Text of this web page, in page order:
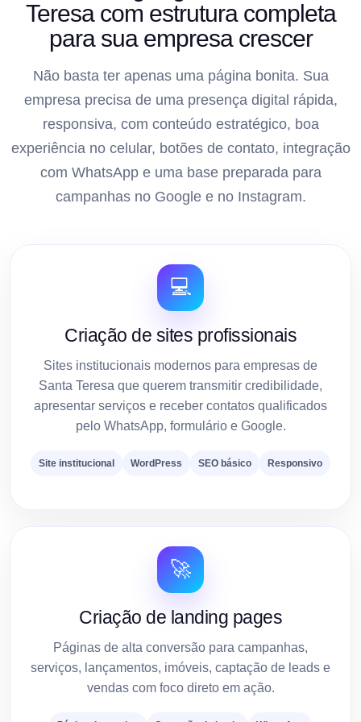
Teresa com estrutura completa
para sua empresa crescer
Não basta ter apenas uma página bonita. Sua
empresa precisa de uma presença digital rápida,
responsiva, com conteúdo estratégico, boa
experiência no celular, botões de contato, integração
com WhatsApp e uma base preparada para
campanhas no Google e no Instagram.
💻
Criação de sites profissionais
Sites institucionais modernos para empresas de
Santa Teresa que querem transmitir credibilidade,
apresentar serviços e receber contatos qualificados
pelo WhatsApp, formulário e Google.
Site institucional WordPress SEO básico Responsivo
🚀
Criação de landing pages
Páginas de alta conversão para campanhas,
serviços, lançamentos, imóveis, captação de leads e
vendas com foco direto em ação.